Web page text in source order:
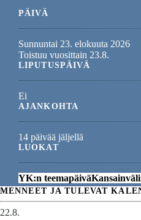
PÄIVÄ
Sunnuntai 23. elokuuta 2026
Toistuu vuosittain 23.8.
LIPUTUSPÄIVÄ
Ei
AJANKOHTA
14 päivää jäljellä
LUOKAT
YK:n teemapäivä
MENNEET JA TULEVAT
22.8.